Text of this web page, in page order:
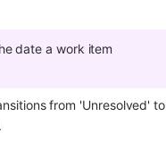
date a work item
from 'Unresolved' to